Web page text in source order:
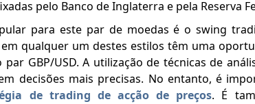
pelo Banco de Inglaterra e pela Reserva
para este par de moedas é o swing
qualquer um destes estilos têm uma
GBP/USD. A utilização de técnicas de
decisões mais precisas. No entanto, é
de trading de acção de preços. É